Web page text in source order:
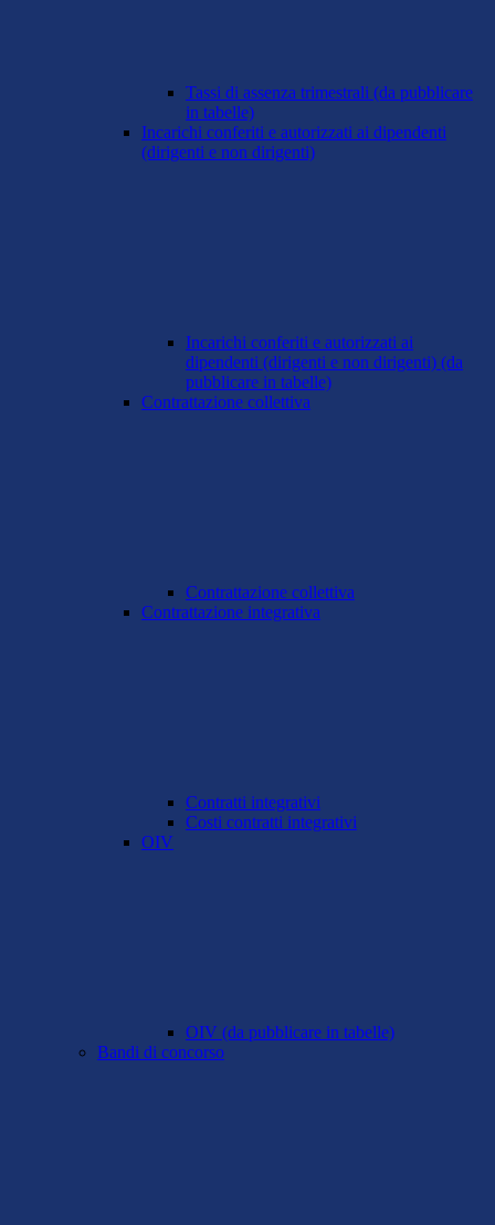
Tassi di assenza trimestrali (da pubblicare
in tabelle)
Incarichi conferiti e autorizzati ai dipendenti
(dirigenti e non dirigenti)
Incarichi conferiti e autorizzati ai
dipendenti (dirigenti e non dirigenti) (da
pubblicare in tabelle)
Contrattazione collettiva
Contrattazione collettiva
Contrattazione integrativa
Contratti integrativi
Costi contratti integrativi
OIV
OIV (da pubblicare in tabelle)
Bandi di concorso